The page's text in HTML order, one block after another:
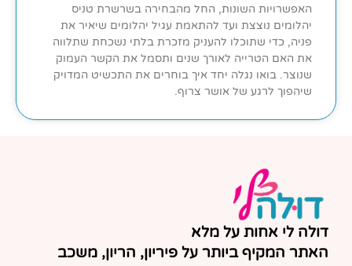
האפשרויות השונות, החל מהבחירה בשרשרת טניס
יהלומים נוצצת ועד להתאמת עגיל יהלומים שיאיר את
פניה, כדי שתוכלו להעניק מזכרת בלתי נשכחת שתלווה
את האם הטרייה לאורך שנים ותסמל את הקשר העמוק
שנוצר. בואו נגלה יחד איך בוחרים את התכשיט המדויק
שיהפוך לרגע של אושר צרוף.
דולה לי אחות על מלא
האתר המקיף ביותר על פיריון, הריון, משכב